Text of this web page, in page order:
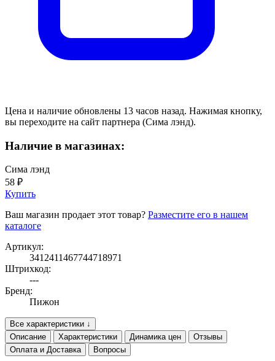
Цена и наличие обновлены 13 часов назад. Нажимая кнопку,
вы переходите на сайт партнера (Сима лэнд).
Наличие в магазинах:
Сима лэнд
58 ₽
Купить
Ваш магазин продает этот товар? Разместите его в нашем
каталоге
Артикул:
3412411467744718971
Штрихкод:
---
Бренд:
Пижон
Все характеристики ↓
Описание
Характеристики Динамика цен
Отзывы
Оплата и Доставка
Вопросы